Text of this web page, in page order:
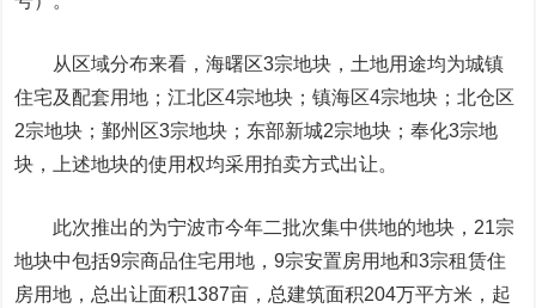
从区域分布来看，海曙区3宗地块，土地用途均为城镇
住宅及配套用地；江北区4宗地块；镇海区4宗地块；北仓区
2宗地块；鄞州区3宗地块；东部新城2宗地块；奉化3宗地
块，上述地块的使用权均采用拍卖方式出让。
此次推出的为宁波市今年二批次集中供地的地块，21宗
地块中包括9宗商品住宅用地，9宗安置房用地和3宗租赁住
房用地，总出让面积1387亩，总建筑面积204万平方米，起